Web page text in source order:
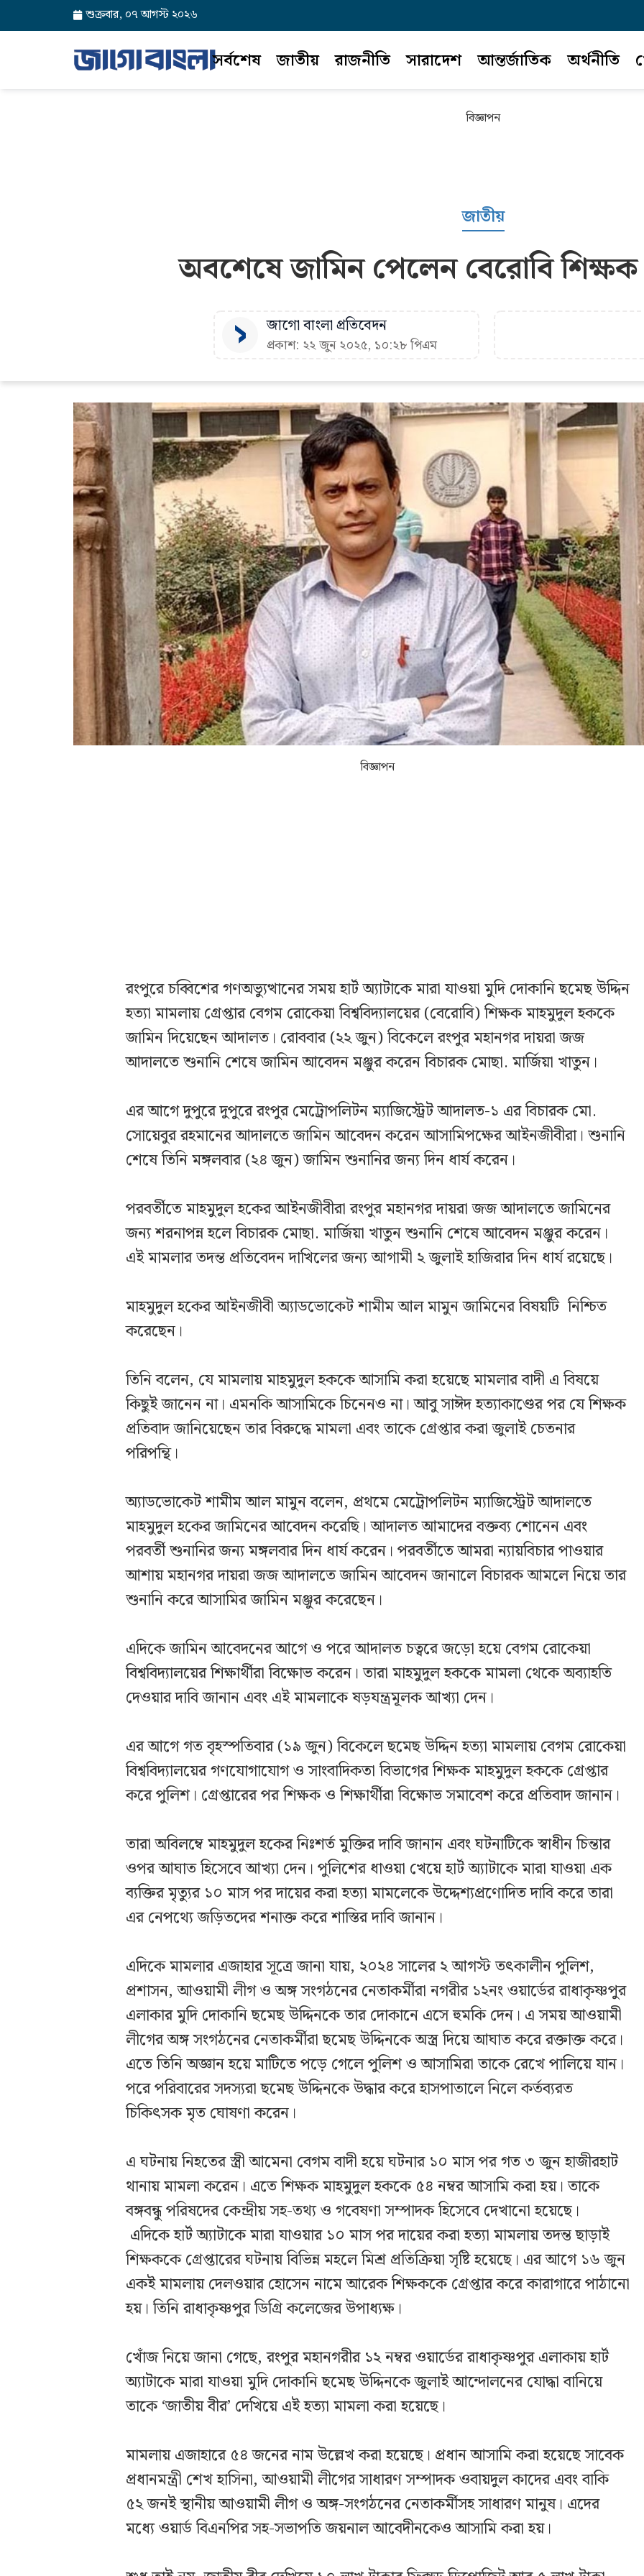
শুক্রবার, ০৭ আগস্ট ২০২৬
সর্বশেষ জাতীয় রাজনীতি সারাদেশ আন্তর্জাতিক অর্থনীতি
বিজ্ঞাপন
জাতীয়
অবশেষে জামিন পেলেন বেরোবি
জাগো বাংলা প্রতিবেদন
প্রকাশ: ২২ জুন ২০২৫, ১০:২৮ পিএম
বিজ্ঞাপন
রংপুরে চব্বিশের গণঅভ্যুত্থানের সময় হার্ট অ্যাটাকে মারা যাওয়া মুদি দোকানি ছমেছ উদ্দিন
হত্যা মামলায় গ্রেপ্তার বেগম রোকেয়া বিশ্ববিদ্যালয়ের (বেরোবি) শিক্ষক মাহমুদুল হককে
জামিন দিয়েছেন আদালত। রোববার (২২ জুন) বিকেলে রংপুর মহানগর দায়রা জজ
আদালতে শুনানি শেষে জামিন আবেদন মঞ্জুর করেন বিচারক মোছা. মার্জিয়া খাতুন।
এর আগে দুপুরে দুপুরে রংপুর মেট্রোপলিটন ম্যাজিস্ট্রেট আদালত-১ এর বিচারক মো.
সোয়েবুর রহমানের আদালতে জামিন আবেদন করেন আসামিপক্ষের আইনজীবীরা। শুনানি
শেষে তিনি মঙ্গলবার (২৪ জুন) জামিন শুনানির জন্য দিন ধার্য করেন।
পরবর্তীতে মাহমুদুল হকের আইনজীবীরা রংপুর মহানগর দায়রা জজ আদালতে জামিনের
জন্য শরনাপন্ন হলে বিচারক মোছা. মার্জিয়া খাতুন শুনানি শেষে আবেদন মঞ্জুর করেন।
এই মামলার তদন্ত প্রতিবেদন দাখিলের জন্য আগামী ২ জুলাই হাজিরার দিন ধার্য রয়েছে।
মাহমুদুল হকের আইনজীবী অ্যাডভোকেট শামীম আল মামুন জামিনের বিষয়টি নিশ্চিত
করেছেন।
তিনি বলেন, যে মামলায় মাহমুদুল হককে আসামি করা হয়েছে মামলার বাদী এ বিষয়ে
কিছুই জানেন না। এমনকি আসামিকে চিনেনও না। আবু সাঈদ হত্যাকাণ্ডের পর যে শিক্ষক
প্রতিবাদ জানিয়েছেন তার বিরুদ্ধে মামলা এবং তাকে গ্রেপ্তার করা জুলাই চেতনার
পরিপন্থি।
অ্যাডভোকেট শামীম আল মামুন বলেন, প্রথমে মেট্রোপলিটন ম্যাজিস্ট্রেট আদালতে
মাহমুদুল হকের জামিনের আবেদন করেছি। আদালত আমাদের বক্তব্য শোনেন এবং
পরবর্তী শুনানির জন্য মঙ্গলবার দিন ধার্য করেন। পরবর্তীতে আমরা ন্যায়বিচার পাওয়ার
আশায় মহানগর দায়রা জজ আদালতে জামিন আবেদন জানালে বিচারক আমলে নিয়ে তার
শুনানি করে আসামির জামিন মঞ্জুর করেছেন।
এদিকে জামিন আবেদনের আগে ও পরে আদালত চত্বরে জড়ো হয়ে বেগম রোকেয়া
বিশ্ববিদ্যালয়ের শিক্ষার্থীরা বিক্ষোভ করেন। তারা মাহমুদুল হককে মামলা থেকে অব্যাহতি
দেওয়ার দাবি জানান এবং এই মামলাকে ষড়যন্ত্রমূলক আখ্যা দেন।
এর আগে গত বৃহস্পতিবার (১৯ জুন) বিকেলে ছমেছ উদ্দিন হত্যা মামলায় বেগম রোকেয়া
বিশ্ববিদ্যালয়ের গণযোগাযোগ ও সাংবাদিকতা বিভাগের শিক্ষক মাহমুদুল হককে গ্রেপ্তার
করে পুলিশ। গ্রেপ্তারের পর শিক্ষক ও শিক্ষার্থীরা বিক্ষোভ সমাবেশ করে প্রতিবাদ জানান।
তারা অবিলম্বে মাহমুদুল হকের নিঃশর্ত মুক্তির দাবি জানান এবং ঘটনাটিকে স্বাধীন চিন্তার
ওপর আঘাত হিসেবে আখ্যা দেন। পুলিশের ধাওয়া খেয়ে হার্ট অ্যাটাকে মারা যাওয়া এক
ব্যক্তির মৃত্যুর ১০ মাস পর দায়ের করা হত্যা মামলেকে উদ্দেশ্যপ্রণোদিত দাবি করে তারা
এর নেপথ্যে জড়িতদের শনাক্ত করে শাস্তির দাবি জানান।
এদিকে মামলার এজাহার সূত্রে জানা যায়, ২০২৪ সালের ২ আগস্ট তৎকালীন পুলিশ,
প্রশাসন, আওয়ামী লীগ ও অঙ্গ সংগঠনের নেতাকর্মীরা নগরীর ১২নং ওয়ার্ডের রাধাকৃষ্ণপুর
এলাকার মুদি দোকানি ছমেছ উদ্দিনকে তার দোকানে এসে হুমকি দেন। এ সময় আওয়ামী
লীগের অঙ্গ সংগঠনের নেতাকর্মীরা ছমেছ উদ্দিনকে অস্ত্র দিয়ে আঘাত করে রক্তাক্ত করে।
এতে তিনি অজ্ঞান হয়ে মাটিতে পড়ে গেলে পুলিশ ও আসামিরা তাকে রেখে পালিয়ে যান।
পরে পরিবারের সদস্যরা ছমেছ উদ্দিনকে উদ্ধার করে হাসপাতালে নিলে কর্তব্যরত
চিকিৎসক মৃত ঘোষণা করেন।
এ ঘটনায় নিহতের স্ত্রী আমেনা বেগম বাদী হয়ে ঘটনার ১০ মাস পর গত ৩ জুন হাজীরহাট
থানায় মামলা করেন। এতে শিক্ষক মাহমুদুল হককে ৫৪ নম্বর আসামি করা হয়। তাকে
বঙ্গবন্ধু পরিষদের কেন্দ্রীয় সহ-তথ্য ও গবেষণা সম্পাদক হিসেবে দেখানো হয়েছে।
এদিকে হার্ট অ্যাটাকে মারা যাওয়ার ১০ মাস পর দায়ের করা হত্যা মামলায় তদন্ত ছাড়াই
শিক্ষককে গ্রেপ্তারের ঘটনায় বিভিন্ন মহলে মিশ্র প্রতিক্রিয়া সৃষ্টি হয়েছে। এর আগে ১৬ জুন
একই মামলায় দেলওয়ার হোসেন নামে আরেক শিক্ষককে গ্রেপ্তার করে কারাগারে পাঠানো
হয়। তিনি রাধাকৃষ্ণপুর ডিগ্রি কলেজের উপাধ্যক্ষ।
খোঁজ নিয়ে জানা গেছে, রংপুর মহানগরীর ১২ নম্বর ওয়ার্ডের রাধাকৃষ্ণপুর এলাকায় হার্ট
অ্যাটাকে মারা যাওয়া মুদি দোকানি ছমেছ উদ্দিনকে জুলাই আন্দোলনের যোদ্ধা বানিয়ে
তাকে ‘জাতীয় বীর’ দেখিয়ে এই হত্যা মামলা করা হয়েছে।
মামলায় এজাহারে ৫৪ জনের নাম উল্লেখ করা হয়েছে। প্রধান আসামি করা হয়েছে সাবেক
প্রধানমন্ত্রী শেখ হাসিনা, আওয়ামী লীগের সাধারণ সম্পাদক ওবায়দুল কাদের এবং বাকি
৫২ জনই স্থানীয় আওয়ামী লীগ ও অঙ্গ-সংগঠনের নেতাকর্মীসহ সাধারণ মানুষ। এদের
মধ্যে ওয়ার্ড বিএনপির সহ-সভাপতি জয়নাল আবেদীনকেও আসামি করা হয়।